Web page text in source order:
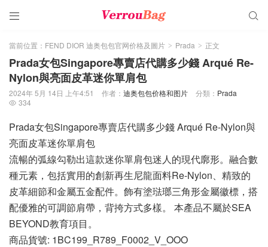
 
當前位置： FEND DIOR 迪奥包包官网价格及圖片 > Prada > 正文
Prada女包Singapore專賣店代購多少錢 Arqué Re-
Nylon與亮面皮革迷你單肩包
2024年 5月 14日 上午4:51 作者： 迪奥包包价格和图片 分類： Prada
 334
Prada女包Singapore專賣店代購多少錢 Arqué Re-Nylon與
亮面皮革迷你單肩包
流暢的弧線勾勒出這款迷你單肩包迷人的現代廓形。融合數
種元素，包括實用的創新再生尼龍面料Re-Nylon、精致的
皮革細節和金屬五金配件。飾有塗琺瑯三角形金屬徽標，搭
配優雅的可調節肩帶，背挎方式多樣。 本產品不屬於SEA
BEYOND教育項目。
商品貨號: 1BC199_R789_F0002_V_OOO